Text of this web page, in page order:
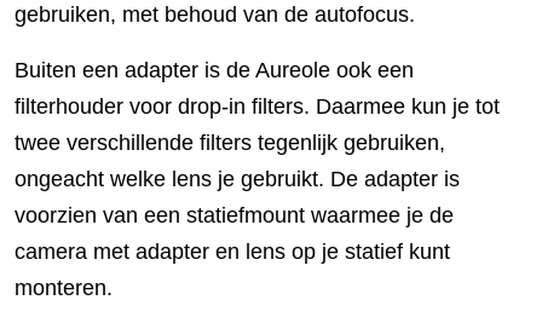
gebruiken, met behoud van de autofocus.
Buiten een adapter is de Aureole ook een
filterhouder voor drop-in filters. Daarmee kun je tot
twee verschillende filters tegenlijk gebruiken,
ongeacht welke lens je gebruikt. De adapter is
voorzien van een statiefmount waarmee je de
camera met adapter en lens op je statief kunt
monteren.